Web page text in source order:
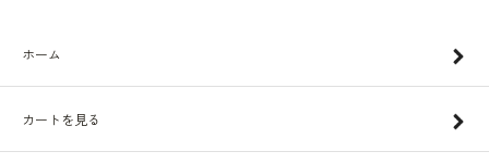
ホーム
カートを見る